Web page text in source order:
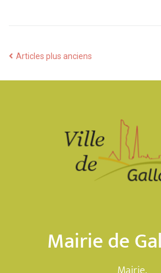
Articles plus anciens
Mairie de